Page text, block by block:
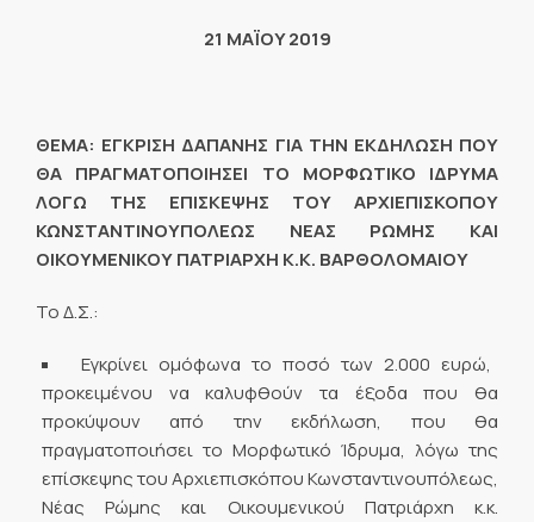
21 MAΪOY 2019
ΘΕΜΑ: ΕΓΚΡΙΣΗ ΔΑΠΑΝΗΣ ΓΙΑ ΤΗΝ ΕΚΔΗΛΩΣΗ ΠΟΥ
ΘΑ ΠΡΑΓΜΑΤΟΠΟΙΗΣΕΙ ΤΟ ΜΟΡΦΩΤΙΚΟ ΙΔΡΥΜΑ
ΛΟΓΩ ΤΗΣ ΕΠΙΣΚΕΨΗΣ ΤΟΥ ΑΡΧΙΕΠΙΣΚΟΠΟΥ
ΚΩΝΣΤΑΝΤΙΝΟΥΠΟΛΕΩΣ ΝΕΑΣ ΡΩΜΗΣ ΚΑΙ
ΟΙΚΟΥΜΕΝΙΚΟΥ ΠΑΤΡΙΑΡΧΗ Κ.Κ. ΒΑΡΘΟΛΟΜΑΙΟΥ
Το Δ.Σ.:
Εγκρίνει ομόφωνα το ποσό των 2.000 ευρώ,
προκειμένου να καλυφθούν τα έξοδα που θα
προκύψουν από την εκδήλωση, που θα
πραγματοποιήσει το Μορφωτικό Ίδρυμα, λόγω της
επίσκεψης του Αρχιεπισκόπου Κωνσταντινουπόλεως,
Νέας Ρώμης και Οικουμενικού Πατριάρχη κ.κ.